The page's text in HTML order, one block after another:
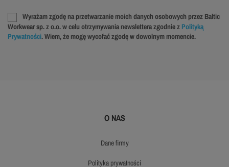
Wyrażam zgodę na przetwarzanie moich danych osobowych przez Baltic
Workwear sp. z o.o. w celu otrzymywania newslettera zgodnie z Polityką
Prywatności. Wiem, że mogę wycofać zgodę w dowolnym momencie.
O NAS
dane firmy
polityka prywatności